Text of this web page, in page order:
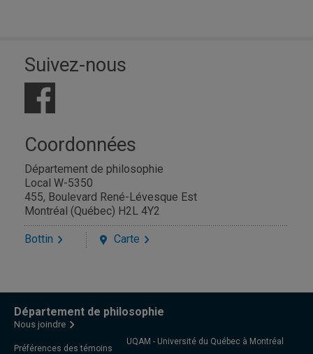
Suivez-nous
Coordonnées
Département de philosophie
Local W-5350
455, Boulevard René-Lévesque Est
Montréal (Québec) H2L 4Y2
Bottin Carte
Département de philosophie
Nous joindre
Préférences des témoins
UQAM - Université du Québec à Montréal